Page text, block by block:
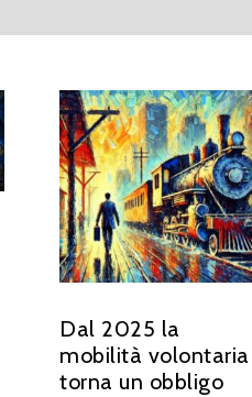
Dal 2025 la
mobilità volontaria
torna un obbligo